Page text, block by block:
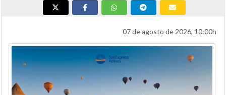
07 de agosto de 2026, 10:00h